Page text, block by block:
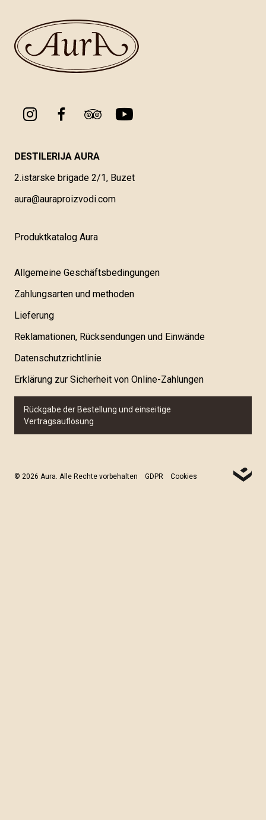
DESTILERIJA AURA
2.istarske brigade 2/1, Buzet
aura@auraproizvodi.com
Produktkatalog Aura
Allgemeine Geschäftsbedingungen
Zahlungsarten und methoden
Lieferung
Reklamationen, Rücksendungen und Einwände
Datenschutzrichtlinie
Erklärung zur Sicherheit von Online-Zahlungen
Rückgabe der Bestellung und einseitige
Vertragsauflösung
© 2026 Aura. Alle Rechte vorbehalten GDPR Cookies